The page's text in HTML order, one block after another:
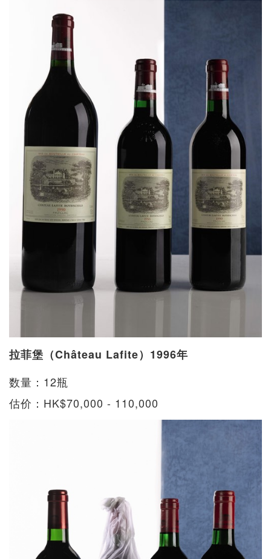
拉菲堡（Château Lafite）1996年
数量：12瓶
估价：HK$70,000 - 110,000